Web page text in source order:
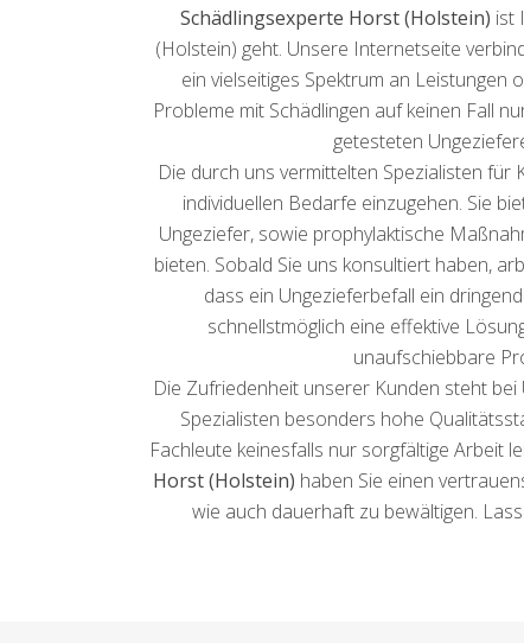
Schädlingsexperte Horst (Holstein) ist
(Holstein) geht. Unsere Internetseite
ein vielseitiges Spektrum an
Probleme mit Schädlingen auf keinen Fall
getesteten
Die durch uns vermittelten Spezialisten
individuellen Bedarfe einzugehen. Sie
Ungeziefer, sowie prophylaktische
bieten. Sobald Sie uns konsultiert haben,
dass ein Ungezieferbefall ein
schnellstmöglich eine effektive
unaufschiebbare
Die Zufriedenheit unserer Kunden steht
Spezialisten besonders hohe
Fachleute keinesfalls nur sorgfältige Arbeit
Horst (Holstein) haben Sie einen
wie auch dauerhaft zu bewältigen.